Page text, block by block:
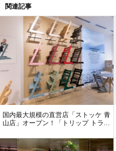
関連記事
国内最大規模の直営店「ストッケ 青
山店」オープン！「トリップ トラ...